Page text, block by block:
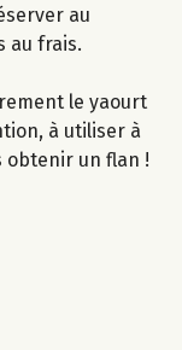
au
au frais.
le yaourt
à utiliser à
obtenir un flan !